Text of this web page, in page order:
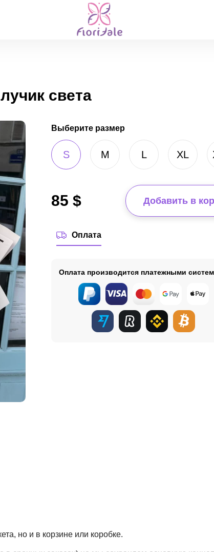
света
Выберите размер
S M L XL
85 $ Добавить в
Оплата
Оплата производится платежными
но и в корзине или коробке.